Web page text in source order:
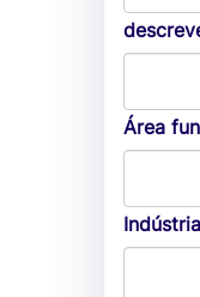
Área
Indústria